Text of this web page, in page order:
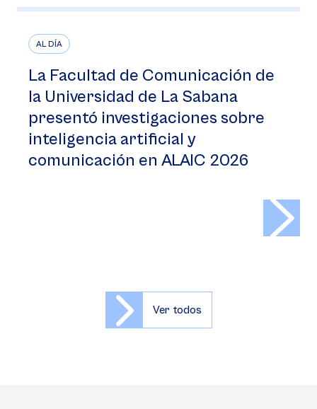
AL DÍA
La Facultad de Comunicación de
la Universidad de La Sabana
presentó investigaciones sobre
inteligencia artificial y
comunicación en ALAIC 2026
Ver todos